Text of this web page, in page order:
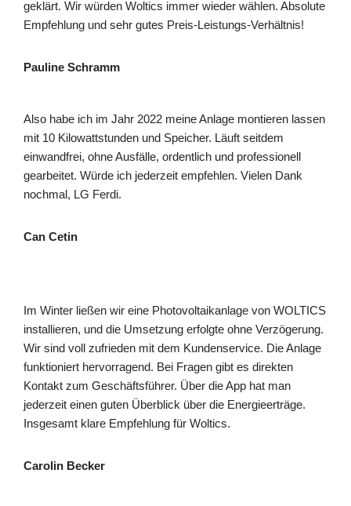
geklärt. Wir würden Woltics immer wieder wählen. Absolute
Empfehlung und sehr gutes Preis-Leistungs-Verhältnis!
Pauline Schramm
Also habe ich im Jahr 2022 meine Anlage montieren lassen
mit 10 Kilowattstunden und Speicher. Läuft seitdem
einwandfrei, ohne Ausfälle, ordentlich und professionell
gearbeitet. Würde ich jederzeit empfehlen. Vielen Dank
nochmal, LG Ferdi.
Can Cetin
Im Winter ließen wir eine Photovoltaikanlage von WOLTICS
installieren, und die Umsetzung erfolgte ohne Verzögerung.
Wir sind voll zufrieden mit dem Kundenservice. Die Anlage
funktioniert hervorragend. Bei Fragen gibt es direkten
Kontakt zum Geschäftsführer. Über die App hat man
jederzeit einen guten Überblick über die Energieerträge.
Insgesamt klare Empfehlung für Woltics.
Carolin Becker